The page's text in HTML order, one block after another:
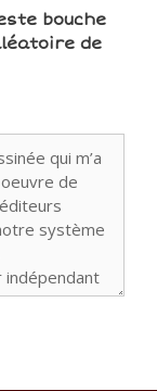
bouche
de